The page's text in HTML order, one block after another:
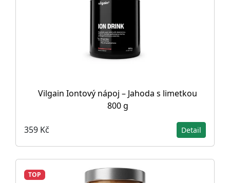
Vilgain Iontový nápoj – Jahoda s limetkou
800 g
359 Kč Detail
TOP